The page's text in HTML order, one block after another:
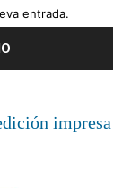
entrada.
impresa